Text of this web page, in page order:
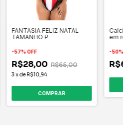
FANTASIA FELIZ NATAL
TAMANHO P
-57%OFF
R$28,00 R$65,00
3xde R$10,94
em
-50